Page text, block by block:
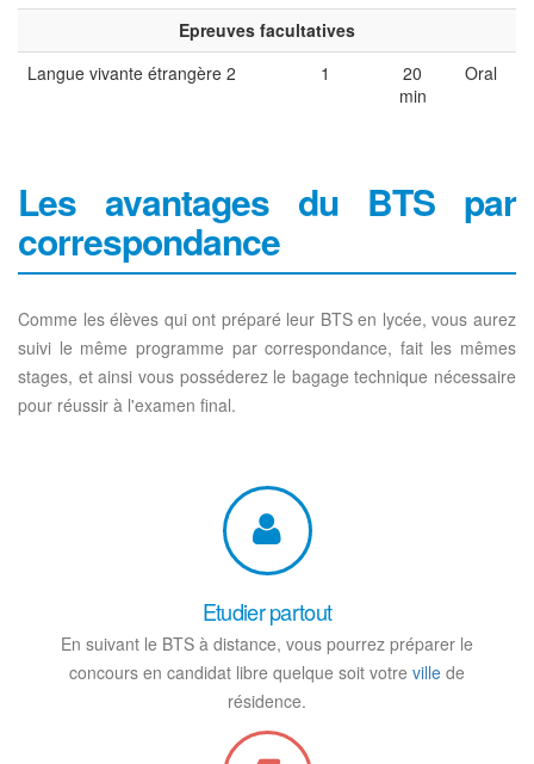
Epreuves facultatives
Langue vivante étrangère 2
1
20
min
Oral
Les avantages du BTS par
correspondance
Comme les élèves qui ont préparé leur BTS en lycée, vous aurez
suivi le même programme par correspondance, fait les mêmes
stages, et ainsi vous posséderez le bagage technique nécessaire
pour réussir à l'examen final.
Etudier partout
En suivant le BTS à distance, vous pourrez préparer le
concours en candidat libre quelque soit votre ville de
résidence.